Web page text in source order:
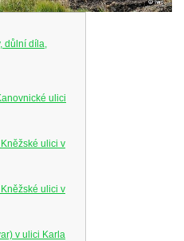
důlní díla,
ulici
ulici v
ulici v
v ulici Karla